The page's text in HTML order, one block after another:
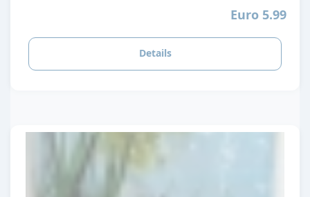
Euro 5.99
Details